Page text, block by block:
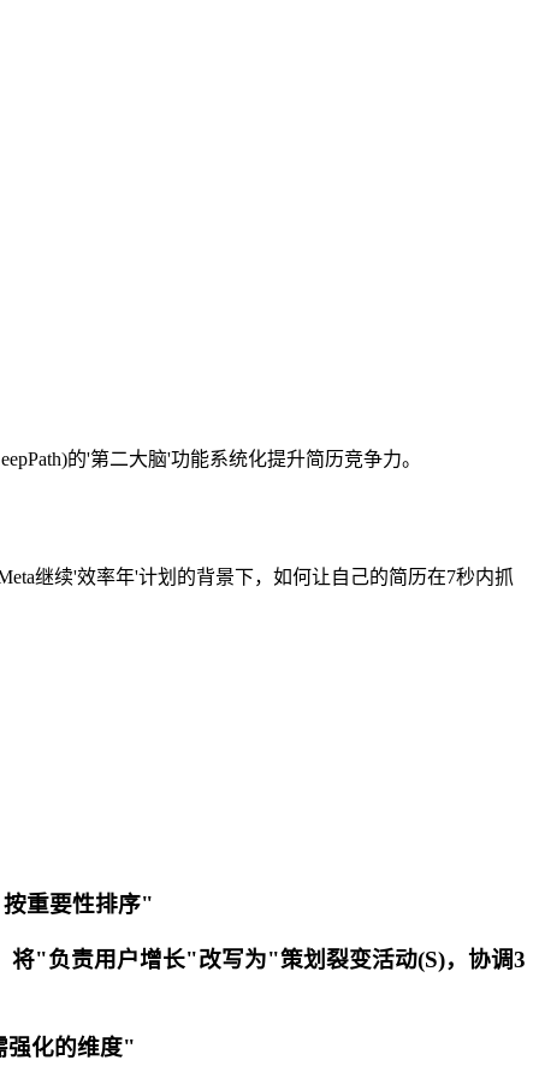
的'第二大脑'功能系统化提升简历竞争力。
继续'效率年'计划的背景下，如何让自己的简历在7秒内抓
重要性排序"
"负责用户增长"改写为"策划裂变活动(S)，协调3
强化的维度"